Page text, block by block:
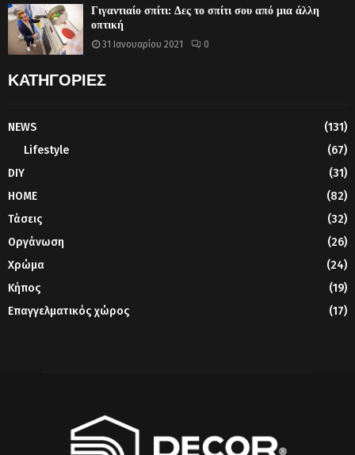
Γιγαντιαίο σπίτι: Δες το σπίτι σου από μια άλλη
οπτική
31 Ιανουαρίου 2021 0
ΚΑΤΗΓΟΡΙΕΣ
NEWS
(131)
Lifestyle
(67)
DIY
(31)
HOME
(82)
Τάσεις
(32)
Οργάνωση
(26)
Χρώμα
(24)
Κήπος
(19)
Επαγγελματικός χώρος
(17)